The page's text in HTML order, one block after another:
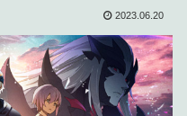
2023.06.20